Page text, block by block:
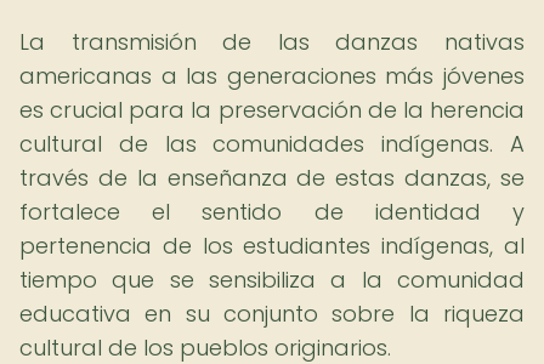
La transmisión de las danzas nativas
americanas a las generaciones más jóvenes
es crucial para la preservación de la herencia
cultural de las comunidades indígenas. A
través de la enseñanza de estas danzas, se
fortalece el sentido de identidad y
pertenencia de los estudiantes indígenas, al
tiempo que se sensibiliza a la comunidad
educativa en su conjunto sobre la riqueza
cultural de los pueblos originarios.